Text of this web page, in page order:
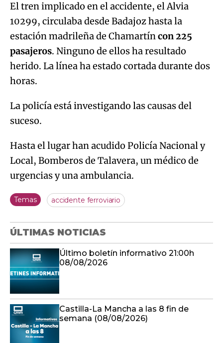
El tren implicado en el accidente, el Alvia
10299, circulaba desde Badajoz hasta la
estación madrileña de Chamartíncon 225
pasajeros. Ninguno de ellos ha resultado
herido. La línea ha estado cortada durante dos
horas.
La policía está investigando las causas del
suceso.
Hasta el lugar han acudido Policía Nacional y
Local, Bomberos de Talavera, un médico de
urgencias y una ambulancia.
Temas accidente ferroviario
ÚLTIMAS NOTICIAS
Último boletín informativo 21:00h
08/08/2026
Castilla-La Mancha a las 8 fin de
semana (08/08/2026)